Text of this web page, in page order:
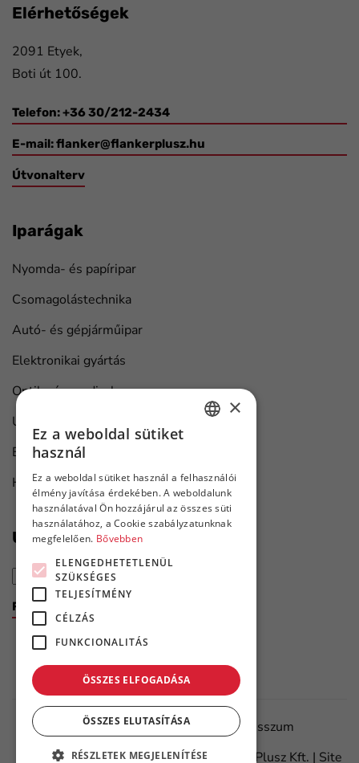
Elérhetőségek
2091 Etyek,
Boti út 100.
Telefon: +36 30/212-2434
E-mail:flanker@flankerplusz.hu
Útvonalterv
Iparágak
Nyomda- és papíripar
Csomagolástechnika
Autó- és gépjárműipar
Elektronikai gyártás
Optika és medical
Univerzális ipari megoldások
Bútorgyártás
Hajó karbantartás
Újdonságok első kézből
Feliratkozom a hírlevélre
2026. Minden jog fenntartva – Flanker Plusz Kft. | Site
Adatvédelmi tájékoztató Impresszum
×
Ez a weboldal sütiket
használ
Ez a weboldal sütiket használ a felhasználói
élmény javítása érdekében. A weboldalunk
használatával Ön hozzájárul az összes süti
használatához, a Cookie szabályzatunknak
megfelelően. Bővebben
ELENGEDHETETLENÜL
SZÜKSÉGES
TELJESÍTMÉNY
CÉLZÁS
FUNKCIONALITÁS
ÖSSZES ELFOGADÁSA
ÖSSZES ELUTASÍTÁSA
RÉSZLETEK MEGJELENÍTÉSE